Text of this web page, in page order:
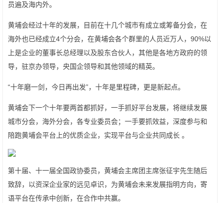
员遍及海内外。
黄埔会经过十年的发展，目前在十几个城市有成立或筹备分会，在
海外也已经成立4个分会，在黄埔会各个群里的人员近万人，90%以
上是企业的董事长总经理以及股东合伙人，其他是各地方政府的领
导，驻京办领导，央国企领导和其他领域的精英。
“十年磨一剑，今日再出发”，十年是里程碑，更是新起点。
黄埔会下一个十年要两首都抓好，一手抓好平台发展，将继续发展
城市分会，海外分会，各专业委员会；一手要抓效益，深度参与和
陪跑黄埔会平台上的优质企业，实现平台与企业共同成长 。
第十届、十一届全国政协委员，黄埔会主席团主席张征宇先生随后
致辞，以资深企业家的远见卓识，为黄埔会未来发展指明方向，寄
语平台在传承中创新，在合作中共赢。